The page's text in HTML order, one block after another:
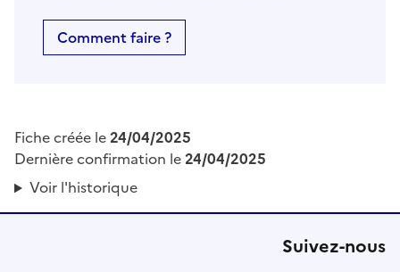
Comment faire ?
Fiche créée le24/04/2025
Dernière confirmation le24/04/2025
Voir l'historique
Suivez-nous